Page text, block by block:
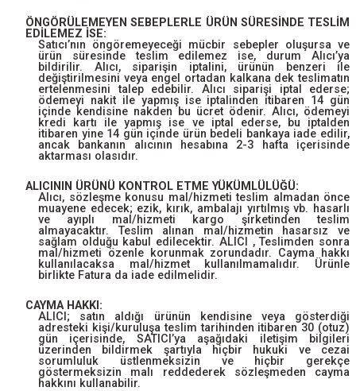
ÖNGÖRÜLEMEYEN SEBEPLERLE ÜRÜN SÜRESİNDE TESLİM
EDİLEMEZ İSE:
Satıcı’nın öngöremeyeceği mücbir sebepler oluşursa ve
ürün süresinde teslim edilemez ise, durum Alıcı’ya
bildirilir. Alıcı, siparişin iptalini, ürünün benzeri ile
değiştirilmesini veya engel ortadan kalkana dek teslimatın
ertelenmesini talep edebilir. Alıcı siparişi iptal ederse;
ödemeyi nakit ile yapmış ise iptalinden itibaren 14 gün
içinde kendisine nakden bu ücret ödenir. Alıcı, ödemeyi
kredi kartı ile yapmış ise ve iptal ederse, bu iptalden
itibaren yine 14 gün içinde ürün bedeli bankaya iade edilir,
ancak bankanın alıcının hesabına 2-3 hafta içerisinde
aktarması olasıdır.
ALICININ ÜRÜNÜ KONTROL ETME YÜKÜMLÜLÜĞÜ:
Alıcı, sözleşme konusu mal/hizmeti teslim almadan önce
muayene edecek; ezik, kırık, ambalajı yırtılmış vb. hasarlı
ve ayıplı mal/hizmeti kargo şirketinden teslim
almayacaktır. Teslim alınan mal/hizmetin hasarsız ve
sağlam olduğu kabul edilecektir. ALICI , Teslimden sonra
mal/hizmeti özenle korunmak zorundadır. Cayma hakkı
kullanılacaksa mal/hizmet kullanılmamalıdır. Ürünle
birlikte Fatura da iade edilmelidir.
CAYMA HAKKI:
ALICI; satın aldığı ürünün kendisine veya gösterdiği
adresteki kişi/kuruluşa teslim tarihinden itibaren 30 (otuz)
gün içerisinde, SATICI’ya aşağıdaki iletişim bilgileri
üzerinden bildirmek şartıyla hiçbir hukuki ve cezai
sorumluluk üstlenmeksizin ve hiçbir gerekçe
göstermeksizin malı reddederek sözleşmeden cayma
hakkını kullanabilir.